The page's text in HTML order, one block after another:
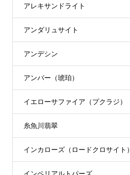
アレキサンドライト
アンダリュサイト
アンデシン
アンバー（琥珀）
イエローサファイア（プクラジ）
糸魚川翡翠
インカローズ（ロードクロサイト）